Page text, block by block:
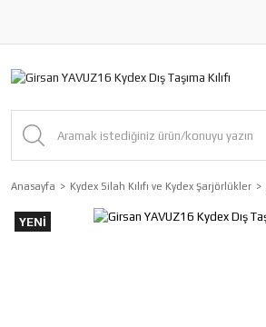
Anasayfa Kydex Silah Kılıfı ve Kydex Şarjörlükler
YENİ